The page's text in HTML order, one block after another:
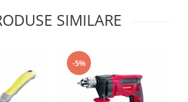
cu dalta
SIMILARE
-5%